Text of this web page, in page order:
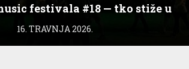
festivala #18 — tko stiže u
Zagreb?
16. TRAVNJA 2026.